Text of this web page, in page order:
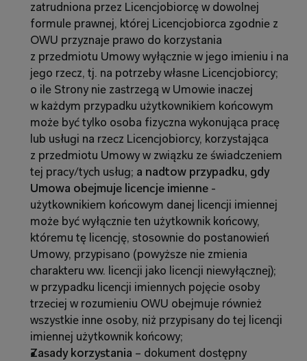
zatrudniona przez Licencjobiorcę w dowolnej
formule prawnej, której Licencjobiorca zgodnie z
OWU przyznaje prawo do korzystania
z przedmiotu Umowy wyłącznie w jego imieniu i na
jego rzecz, tj. na potrzeby własne Licencjobiorcy;
o ile Strony nie zastrzegą w Umowie inaczej
w każdym przypadku użytkownikiem końcowym
może być tylko osoba fizyczna wykonująca pracę
lub usługi na rzecz Licencjobiorcy, korzystająca
z przedmiotu Umowy w związku ze świadczeniem
tej pracy/tych usług; a nadtow przypadku, gdy
Umowa obejmuje licencje imienne -
użytkownikiem końcowym danej licencji imiennej
może być wyłącznie ten użytkownik końcowy,
któremu tę licencję, stosownie do postanowień
Umowy, przypisano (powyższe nie zmienia
charakteru ww. licencji jako licencji niewyłącznej);
w przypadku licencji imiennych pojęcie osoby
trzeciej w rozumieniu OWU obejmuje również
wszystkie inne osoby, niż przypisany do tej licencji
imiennej użytkownik końcowy;
Zasady korzystania – dokument dostępny